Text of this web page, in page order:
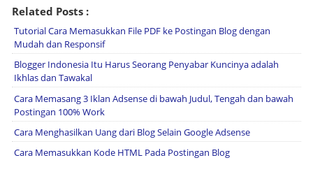
Related Posts :
Tutorial Cara Memasukkan File PDF ke Postingan Blog dengan
Mudah dan Responsif
Blogger Indonesia Itu Harus Seorang Penyabar Kuncinya adalah
Ikhlas dan Tawakal
Cara Memasang 3 Iklan Adsense di bawah Judul, Tengah dan bawah
Postingan 100% Work
Cara Menghasilkan Uang dari Blog Selain Google Adsense
Cara Memasukkan Kode HTML Pada Postingan Blog